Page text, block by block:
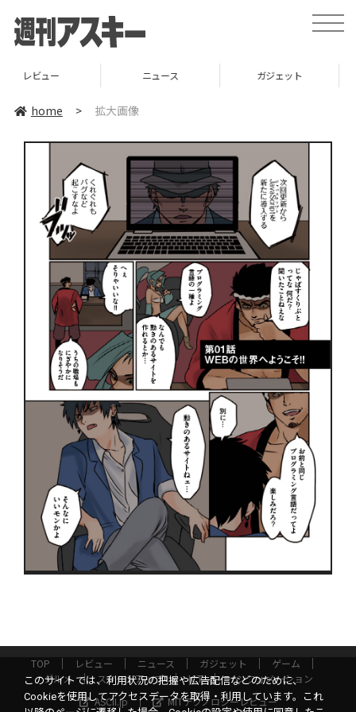
toggle
home > 拡大画像
TOP レビュー ニュース ガジェット
ゲーム
グルメ
スタートアップ ICT
インフォメーション
ASCII.jp
MITテクノロジーレビュー
このサイトでは、利用状況の把握や広告配信などのために、
Cookieを使用してアクセスデータを取得・利用しています。これ